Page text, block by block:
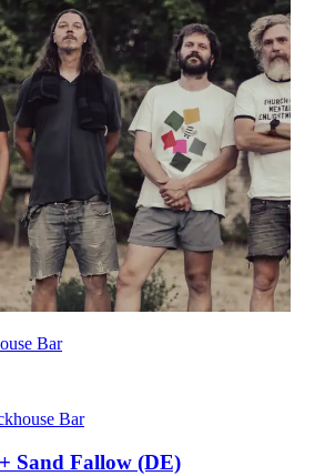
Bar
Bar
Sand Fallow (DE)